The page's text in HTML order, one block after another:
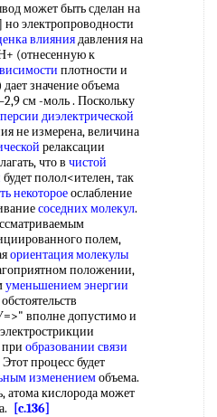
может быть сделан на
электропроводности
влияниядавления на
(отнесенную к
плотности и
значение объема
см -моль . Поскольку
диэлектрической
не измерена, величина
релаксации
что в чистой
будет полол<ителен, так
некотороеослабление
соседних молекул.
полем,
ориентация молекулы
положении,
уменьшением энергии
вполне допустимо и
при образовании связи
процесс будет
изменениемобъема.
атома кислорода может
[c.136]